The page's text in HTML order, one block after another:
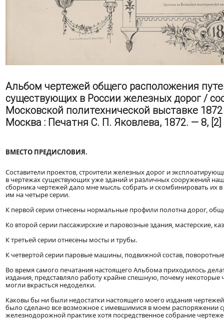
Альбом чертежей общего расположения
существующих в России железных дорог /
Московской политехнической выставке
Москва : Печатня С. П. Яковлева, 1872. — 8, [2]
ВМЕСТО ПРЕДИСЛОВИЯ.
Составители проектов, строители железных дорог и
в чертежах существующих уже зданий и различных сооружений
сборника чертежей дало мне мысль собрать и скомбинировать
им на четыре серии.
К первой серии отнесены нормальные профили полотна дорог,
Ко второй серии пассажирские и паровозные здания,
К третьей серии отнесены мосты и трубы.
К четвертой серии паровые машины, подвижной состав,
Во время самого печатания настоящего Альбома приходилось
издания, представляло работу крайне спешную, почему
могли вкрасться недоделки.
Каковы бы ни были недостатки настоящего моего издания
было сделано все возможное с имевшимися в моем распоряжении
железнодорожной практике хотя посредственное собрание